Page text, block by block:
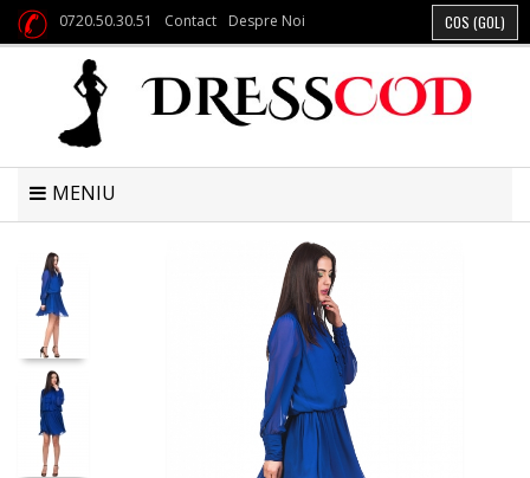
0720.50.30.51 Contact Despre Noi COS (GOL)
MENIU